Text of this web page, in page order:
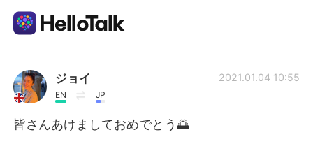
Aplikasi Pertukaran Bahasa
AI Grammar Checker
ジョイ
EN JP
2021.01.04 10:55
皆さんあけましておめでとう🌅